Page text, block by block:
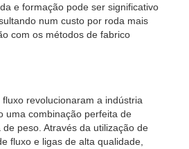
e formação pode ser significativo
num custo por roda mais
com os métodos de fabrico
revolucionaram a indústria
uma combinação perfeita de
peso. Através da utilização de
fluxo e ligas de alta qualidade,